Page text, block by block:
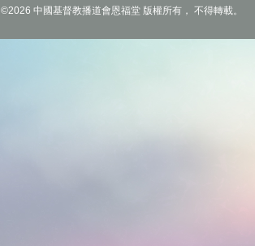
©2026 中國基督教播道會恩福堂 版權所有， 不得轉載。